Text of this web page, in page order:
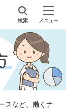
検索 メニュー
スなど、働くナ